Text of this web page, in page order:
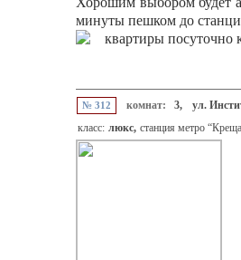
минуты пешком до
№ 312 комнат: 3,
ул.
класс: люкс, станция метро